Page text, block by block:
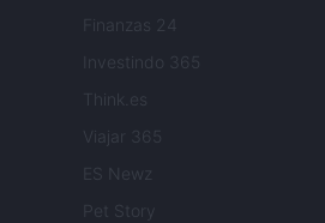
Finanzas 24
Investindo 365
Think.es
Viajar 365
ES Newz
Pet Story